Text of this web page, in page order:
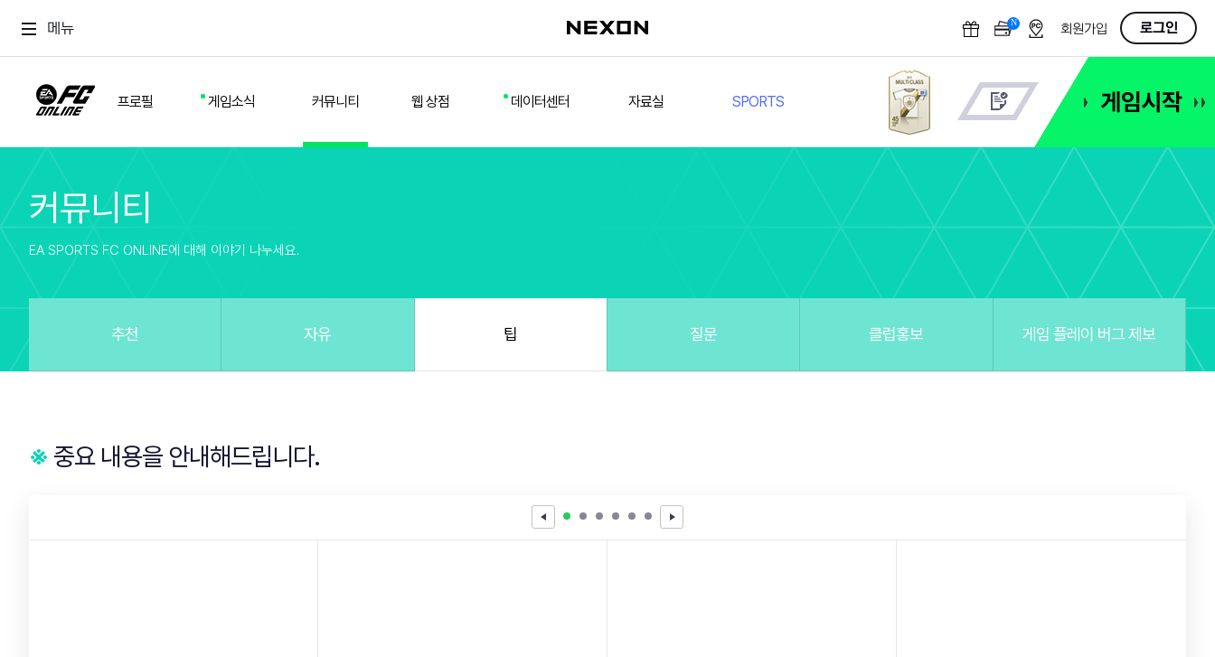
메뉴 N OFF회원가입 로그인
프로필 게임소식 커뮤니티 웹 상점 데이터센터 자료실 SPORTS
스쿼드
경기 기록
커뮤니티
방명록
설정
업데이트
유저 가이드
게임 플레이 버그 제보
훈련코치/특성 도우미
스쿼드 피드
커뮤니티
EA SPORTS FC ONLINE에 대해 이야기 나누세요.
추천 자유 팁 질문 클럽홍보 게임 플레이 버그 제보
※ 중요 내용을 안내해드립니다.